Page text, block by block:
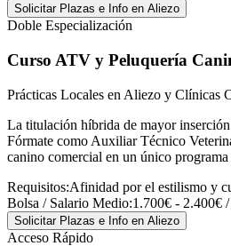
Solicitar Plazas e Info en Aliezo
Doble Especialización
Curso ATV y Peluquería
Prácticas Locales en Aliezo y Clínicas
La titulación híbrida de mayor
Fórmate como Auxiliar Técnico
canino comercial en un único
Requisitos:Afinidad por el estilismo y
Bolsa / Salario Medio:1.700€ - 2.400€ /
Solicitar Plazas e Info en Aliezo
Acceso Rápido